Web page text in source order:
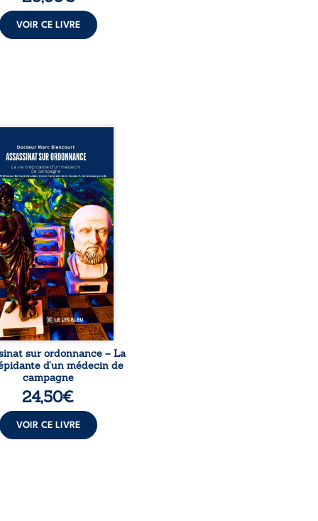
VOIR CE LIVRE
sur ordonnance –
trépidante d’un médecin
est la réédition
et actualisée du
du Docteur Marc
ancien médecin de
qui revient sur son
médical, syndical et
Depuis septembre
il raconte le long combat
conduit à être écarté du
médical, malgré une
de première instance
sur ordonnance – La
d’un médecin de
campagne
24,50€
VOIR CE LIVRE